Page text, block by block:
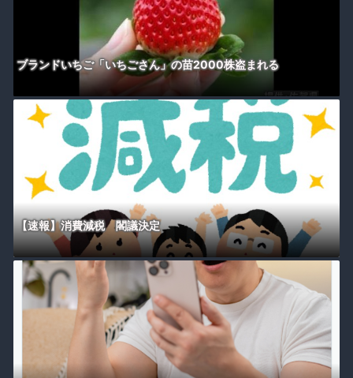
ブランドいちご「いちごさん」の苗2000株盗まれる
【速報】消費減税 閣議決定